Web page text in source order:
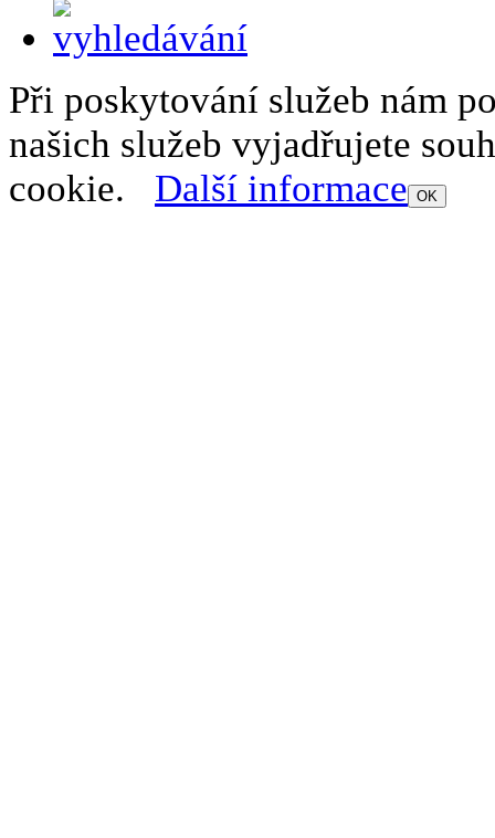
Při poskytování služeb nám
našich služeb vyjadřujete
cookie. Další informace